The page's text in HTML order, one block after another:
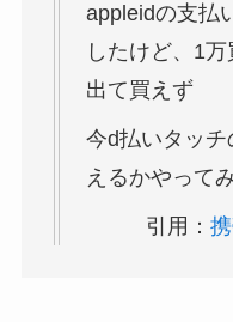
appleidの支払
したけど、1
出て買えず
今d払いタッ
えるかやって
引用：